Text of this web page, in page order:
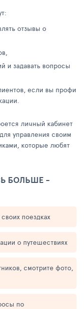
отзывы о
и задавать вопросы
если вы профи
личный кабинет
управления своим
которые любят
БОЛЬШЕ -
поездках
о путешествиях
смотрите фото,
по